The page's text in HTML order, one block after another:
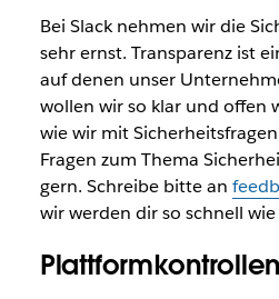
Bei Slack nehmen wir die
sehr ernst. Transparenz ist
auf denen unser
wollen wir so klar und offen
wie wir mit
Fragen zum Thema
gern. Schreibe bitte an
wir werden dir so schnell
Plattformkontrollen